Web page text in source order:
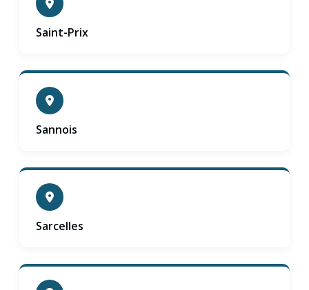
Saint-Prix
Sannois
Sarcelles